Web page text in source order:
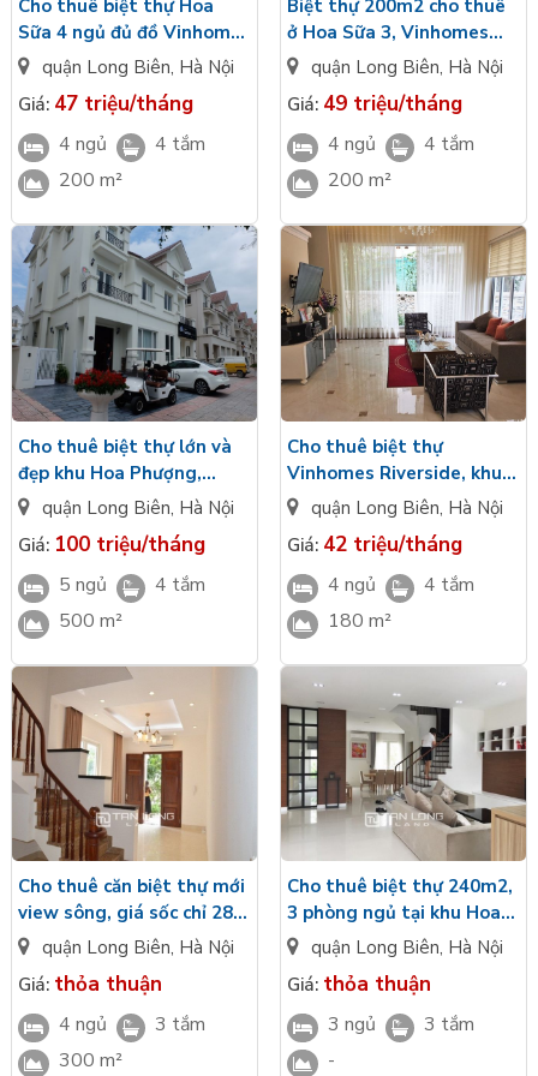
Cho thuê biệt thự Hoa
Sữa 4 ngủ đủ đồ Vinhomes
Riverside, 200m2
quận Long Biên, Hà Nội
Giá: 47 triệu/tháng
4 ngủ
4 tắm
200 m²
Biệt thự 200m2 cho thuê
ở Hoa Sữa 3, Vinhomes
Riverside, có sông
quận Long Biên, Hà Nội
Giá: 49 triệu/tháng
4 ngủ
4 tắm
200 m²
Cho thuê biệt thự lớn và
đẹp khu Hoa Phượng,
Vinhomes Riverside, diện
tích 500m2
quận Long Biên, Hà Nội
Giá: 100 triệu/tháng
5 ngủ
4 tắm
500 m²
Cho thuê biệt thự
Vinhomes Riverside, khu
Hoa Phượng, diện tích
180m2
quận Long Biên, Hà Nội
Giá: 42 triệu/tháng
4 ngủ
4 tắm
180 m²
Cho thuê căn biệt thự mới
view sông, giá sốc chỉ 28
triệu tại Hoa Lan 6,
quận Long Biên, Hà Nội
Giá: thỏa thuận
4 ngủ
3 tắm
300 m²
Cho thuê biệt thự 240m2,
3 phòng ngủ tại khu Hoa
Sữa, khu đô thị Vinhomes
quận Long Biên, Hà Nội
Giá: thỏa thuận
3 ngủ
3 tắm
-